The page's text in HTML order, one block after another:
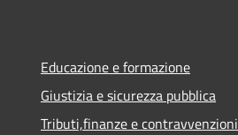
Educazione e formazione
Giustizia e sicurezza pubblica
Tributi,finanze e contravvenzioni